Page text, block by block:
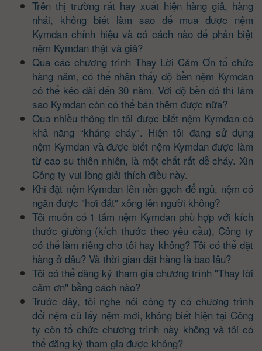
Trên thị trường rất hay xuất hiện hàng giả, hàng
nhái, không biết làm sao để mua được nệm
Kymdan chính hiệu và có cách nào để phân biệt
nệm Kymdan thật và giả?
Qua các chương trình Thay Lời Cảm Ơn tổ chức
hàng năm, có thể nhận thấy độ bền nệm Kymdan
có thể kéo dài đến 30 năm. Với độ bền đó thì làm
sao Kymdan còn có thể bán thêm được nữa?
Qua nhiều thông tin tôi được biết nệm Kymdan có
khả năng “kháng cháy”. Hiện tôi đang sử dụng
nệm Kymdan và được biết nệm Kymdan được làm
từ cao su thiên nhiên, là một chất rất dễ cháy. Xin
Công ty vui lòng giải thích điều này.
Khi đặt nệm Kymdan lên nền gạch để ngủ, nệm có
ngăn được "hơi đất" xông lên người không?
Tôi muốn có 1 tấm nệm Kymdan phù hợp với kích
thước giường (kích thước theo yêu cầu), Công ty
có thể làm riêng cho tôi hay không? Tôi có thể đặt
hàng ở đâu? Và thời gian đặt hàng là bao lâu?
Tôi có thể đăng ký tham gia chương trình "Thay lời
cảm ơn" bằng cách nào?
Trước đây, tôi nghe nói công ty có chương trình
đổi nệm cũ lấy nệm mới, không biết hiện tại Công
ty còn tổ chức chương trình này không và tôi có
thể đăng ký tham gia được không?